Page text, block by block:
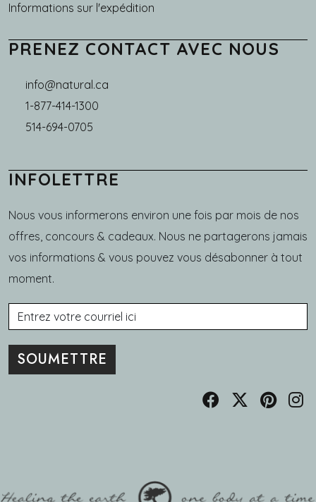
Informations sur l'expédition
PRENEZ CONTACT AVEC NOUS
info@natural.ca
1-877-414-1300
514-694-0705
INFOLETTRE
Nous vous informerons environ une fois par mois de nos
offres, concours & cadeaux. Nous ne partagerons jamais
vos informations & vous pouvez vous désabonner à tout
moment.
Courriel